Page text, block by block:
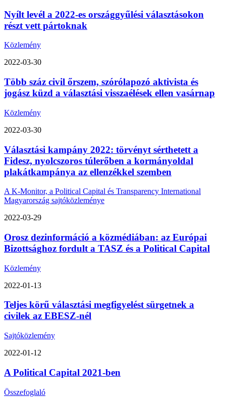
Nyílt levél a 2022-es országgyűlési választásokon
részt vett pártoknak
Közlemény
2022-03-30
Több száz civil őrszem, szórólapozó aktivista és
jogász küzd a választási visszaélések ellen vasárnap
Közlemény
2022-03-30
Választási kampány 2022: törvényt sérthetett a
Fidesz, nyolcszoros túlerőben a kormányoldal
plakátkampánya az ellenzékkel szemben
A K-Monitor, a Political Capital és Transparency International
Magyarország sajtóközleménye
2022-03-29
Orosz dezinformáció a közmédiában: az Európai
Bizottsághoz fordult a TASZ és a Political Capital
Közlemény
2022-01-13
Teljes körű választási megfigyelést sürgetnek a
civilek az EBESZ-nél
Sajtóközlemény
2022-01-12
A Political Capital 2021-ben
Összefoglaló